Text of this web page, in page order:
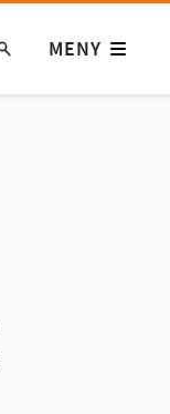
MENY